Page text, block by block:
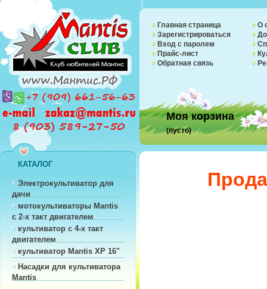
Главная страница
Зарегистрироваться
Вход с паролем
Прайс-лист
Обратная связь
О
Моя корзина
(пусто)
КАТАЛОГ
Электрокультиватор для
дачи
мотокультиваторы Mantis
с 2-х такт двигателем
культиватор с 4-х такт
двигателем
культиватор Mantis XP 16"
Насадки для культиватора
Mantis